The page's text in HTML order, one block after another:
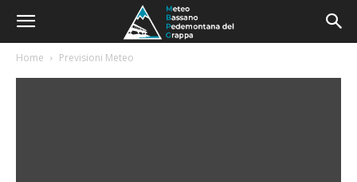
Home Previsioni Meteo